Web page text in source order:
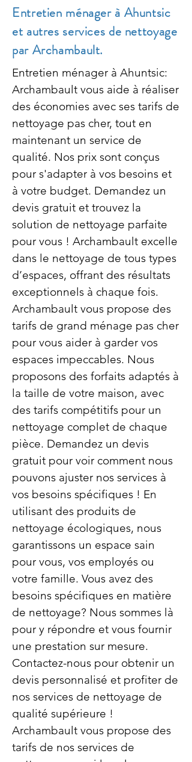
Entretien ménager à Ahuntsic
et autres services de nettoyage
par Archambault.
Entretien ménager à Ahuntsic:
Archambault vous aide à réaliser
des économies avec ses tarifs de
nettoyage pas cher, tout en
maintenant un service de
qualité. Nos prix sont conçus
pour s'adapter à vos besoins et
à votre budget. Demandez un
devis gratuit et trouvez la
solution de nettoyage parfaite
pour vous ! Archambault excelle
dans le nettoyage de tous types
d’espaces, offrant des résultats
exceptionnels à chaque fois.
Archambault vous propose des
tarifs de grand ménage pas cher
pour vous aider à garder vos
espaces impeccables. Nous
proposons des forfaits adaptés à
la taille de votre maison, avec
des tarifs compétitifs pour un
nettoyage complet de chaque
pièce. Demandez un devis
gratuit pour voir comment nous
pouvons ajuster nos services à
vos besoins spécifiques ! En
utilisant des produits de
nettoyage écologiques, nous
garantissons un espace sain
pour vous, vos employés ou
votre famille. Vous avez des
besoins spécifiques en matière
de nettoyage? Nous sommes là
pour y répondre et vous fournir
une prestation sur mesure.
Contactez-nous pour obtenir un
devis personnalisé et profiter de
nos services de nettoyage de
qualité supérieure !
Archambault vous propose des
tarifs de nos services de